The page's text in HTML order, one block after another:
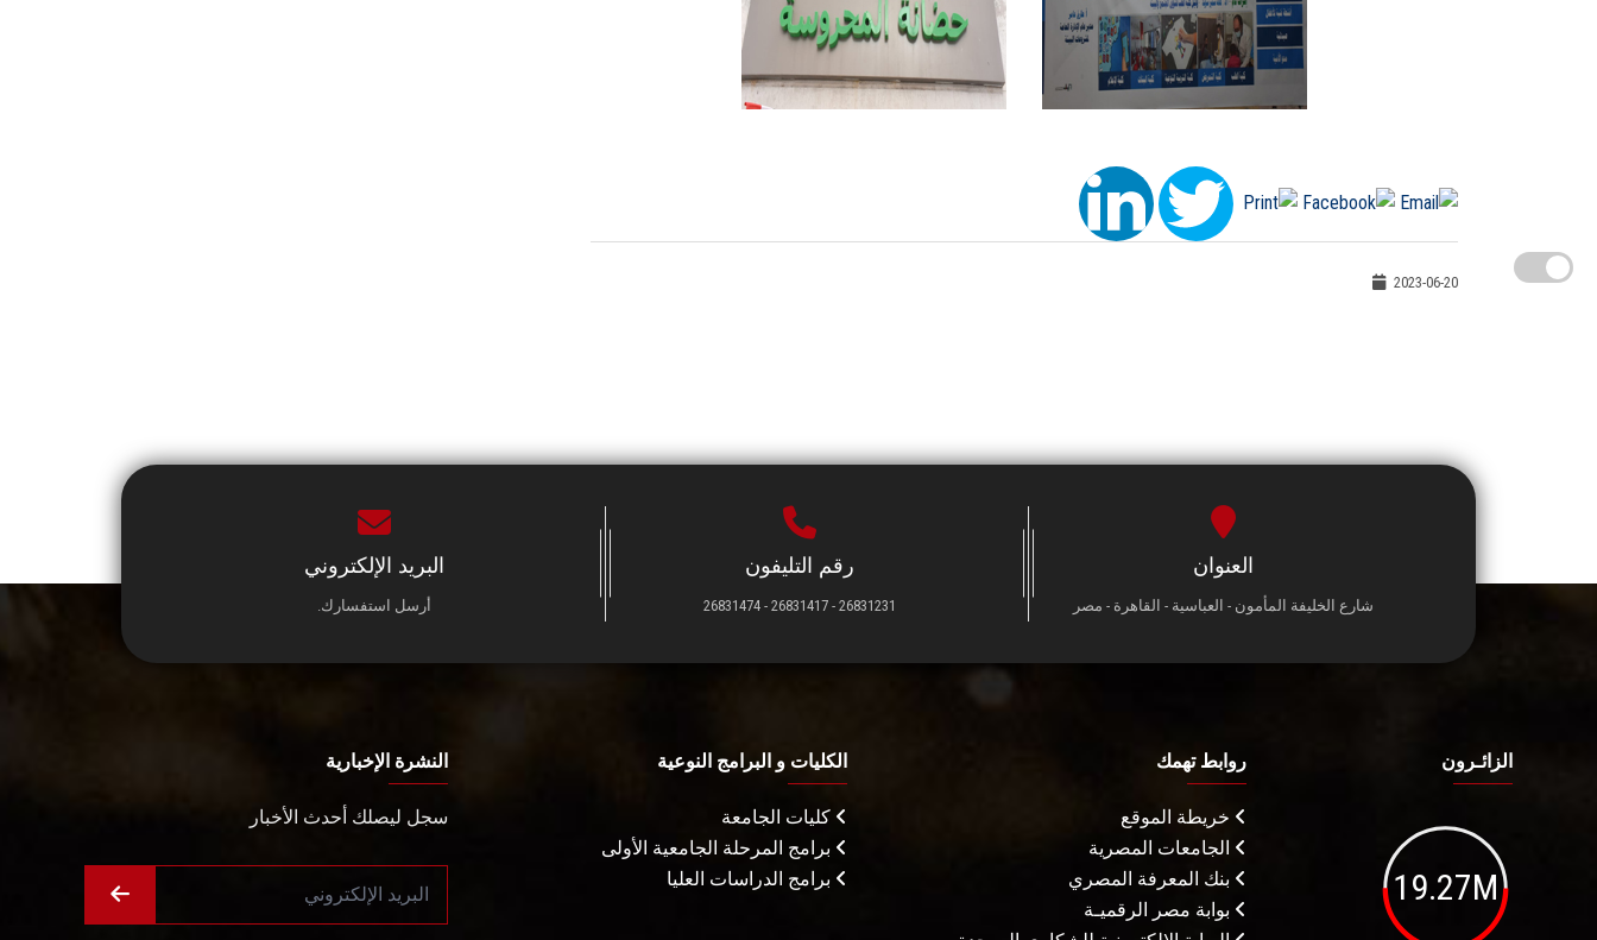
2023-06-20
العنوان
شارع الخليفة المأمون - العباسية - القاهرة - مصر
رقم التليفون
26831231 - 26831417 - 26831474
البريد الإلكتروني
أرسل استفسارك.
الزائـرون
19.27M
روابط تهمك
خريطة الموقع
الجامعات المصرية
بنك المعرفة المصري
بوابة مصر الرقميـة
الكليات و البرامج النوعية
كليات الجامعة
برامج المرحلة الجامعية الأولى
برامج الدراسات العليا
النشرة الإخبارية
سجل ليصلك أحدث الأخبار